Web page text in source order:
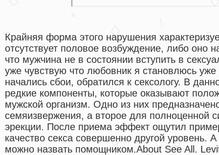
Крайняя форма этого нарушения
отсутствует половое возбуждение, либо оно
что мужчина не в состоянии вступить в
уже чувствую что любовник я становлюсь уже
начались сбои, обратился к сексологу. В
редкие компоненты, которые оказывают
мужской организм. Одно из них
семяизвержения, а второе для полноценной
эрекции. После приема эффект ощутил
качество секса совершенно другой уровень.
можно назвать помощником.About See All.